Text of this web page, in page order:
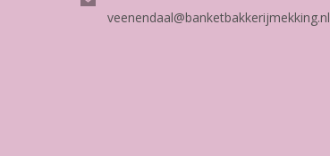
veenendaal@banketbakkerijmekking.nl